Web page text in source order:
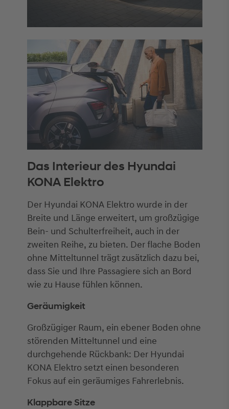
Das Interieur des Hyundai
KONA Elektro
Der Hyundai KONA Elektro wurde in der
Breite und Länge erweitert, um großzügige
Bein- und Schulterfreiheit, auch in der
zweiten Reihe, zu bieten. Der flache Boden
ohne Mitteltunnel trägt zusätzlich dazu bei,
dass Sie und Ihre Passagiere sich an Bord
wie zu Hause fühlen können.
Geräumigkeit
Großzügiger Raum, ein ebener Boden ohne
störenden Mitteltunnel und eine
durchgehende Rückbank: Der Hyundai
KONA Elektro setzt einen besonderen
Fokus auf ein geräumiges Fahrerlebnis.
Klappbare Sitze